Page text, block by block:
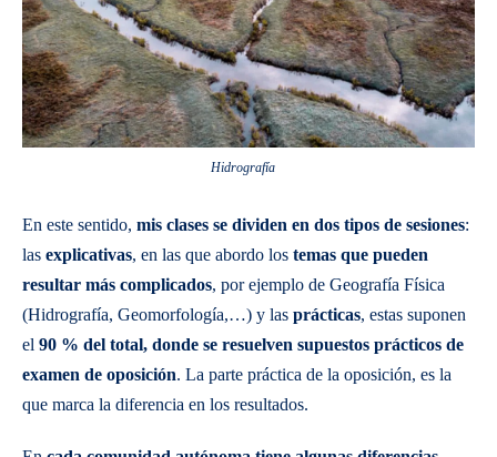
Hidrografía
En este sentido, mis clases se dividen en dos tipos de sesiones:
las explicativas, en las que abordo los temas que pueden
resultar más complicados, por ejemplo de Geografía Física
(Hidrografía, Geomorfología,…) y las prácticas, estas suponen
el 90 % del total, donde se resuelven supuestos prácticos de
examen de oposición. La parte práctica de la oposición, es la
que marca la diferencia en los resultados.